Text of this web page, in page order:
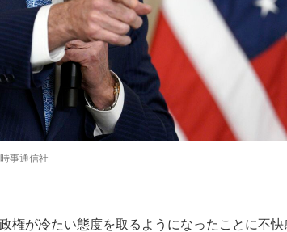
事通信社
が冷たい態度を取るようになったことに不快